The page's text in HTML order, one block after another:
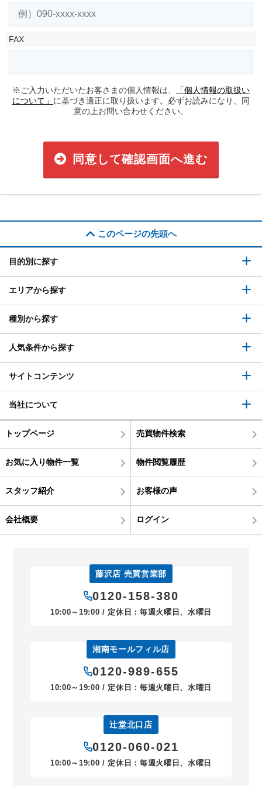
FAX
※ご入力いただいたお客さまの個人情報は、
「個人情報の取扱い
について」 に基づき適正に取り扱います。必ずお読みになり、同
意の上お問い合わせください。
同意して確認画面へ進む
このページの先頭へ
目的別に探す
エリアから探す
種別から探す
人気条件から探す
サイトコンテンツ
当社について
トップページ 売買物件検索
お気に入り物件一覧 物件閲覧履歴
スタッフ紹介 お客様の声
会社概要 ログイン
藤沢店 売買営業部
0120-158-380
10:00～19:00 / 定休日：毎週火曜日、水曜日
湘南モールフィル店
0120-989-655
10:00～19:00 / 定休日：毎週火曜日、水曜日
辻堂北口店
0120-060-021
10:00～19:00 / 定休日：毎週火曜日、水曜日